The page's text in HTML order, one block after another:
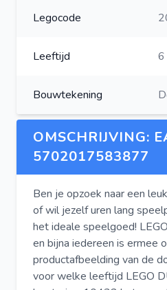
Legocode
Leeftijd 6
Bouwtekening
OMSCHRIJVING:
5702017583877
Ben je opzoek naar een
of wil jezelf uren lang
het ideale speelgoed!
en bijna iedereen is ermee
productafbeelding van de
voor welke leeftijd LEGO